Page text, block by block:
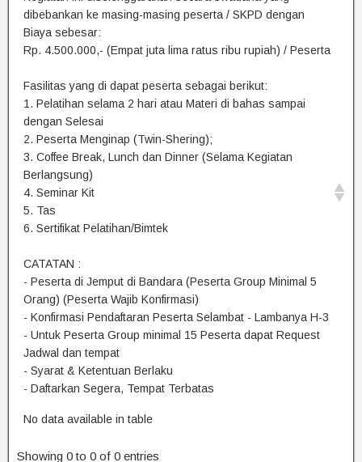
dibebankan ke masing-masing peserta / SKPD dengan
Biaya sebesar:
Rp. 4.500.000,- (Empat juta lima ratus ribu rupiah) / Peserta
Fasilitas yang di dapat peserta sebagai berikut:
1. Pelatihan selama 2 hari atau Materi di bahas sampai
dengan Selesai
2. Peserta Menginap (Twin-Shering);
3. Coffee Break, Lunch dan Dinner (Selama Kegiatan
Berlangsung)
4. Seminar Kit
5. Tas
6. Sertifikat Pelatihan/Bimtek
CATATAN :
- Peserta di Jemput di Bandara (Peserta Group Minimal 5
Orang) (Peserta Wajib Konfirmasi)
- Konfirmasi Pendaftaran Peserta Selambat - Lambanya H-3
- Untuk Peserta Group minimal 15 Peserta dapat Request
Jadwal dan tempat
- Syarat & Ketentuan Berlaku
- Daftarkan Segera, Tempat Terbatas
No data available in table
Showing 0 to 0 of 0 entries